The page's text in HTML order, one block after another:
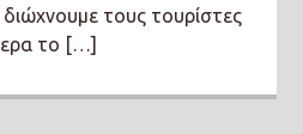
διώχνουμε τους τουρίστες
το […]